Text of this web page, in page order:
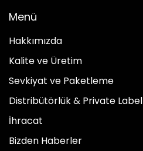
Menü
Hakkımızda
Kalite ve Üretim
Sevkiyat ve Paketleme
Distribütörlük & Private Label
İhracat
Bizden Haberler